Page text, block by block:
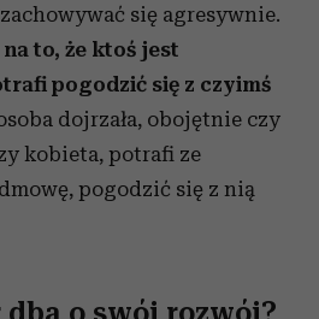
się agresywnie.
to, że ktoś jest
pogodzić się z czyimś
dojrzała, obojętnie czy
kobieta, potrafi ze
pogodzić się z nią